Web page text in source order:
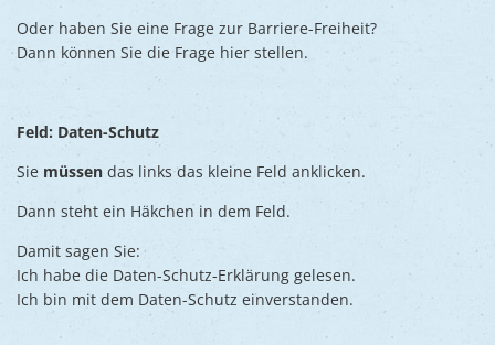
Oder haben Sie eine Frage zur Barriere-Freiheit?
Dann können Sie die Frage hier stellen.
Feld: Daten-Schutz
Sie müssen das links das kleine Feld anklicken.
Dann steht ein Häkchen in dem Feld.
Damit sagen Sie:
Ich habe die Daten-Schutz-Erklärung gelesen.
Ich bin mit dem Daten-Schutz einverstanden.